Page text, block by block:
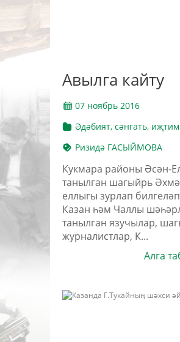
Авылга кайту
07 ноябрь 2016
Әдәбият, сәнгать,
Ризидә ГАСЫЙМОВА
Кукмара районы Әсән-
танылган шагыйрь
еллыгы зурлап
Казан һәм Чаллы
танылган язучылар,
журналистлар, К...
Алга